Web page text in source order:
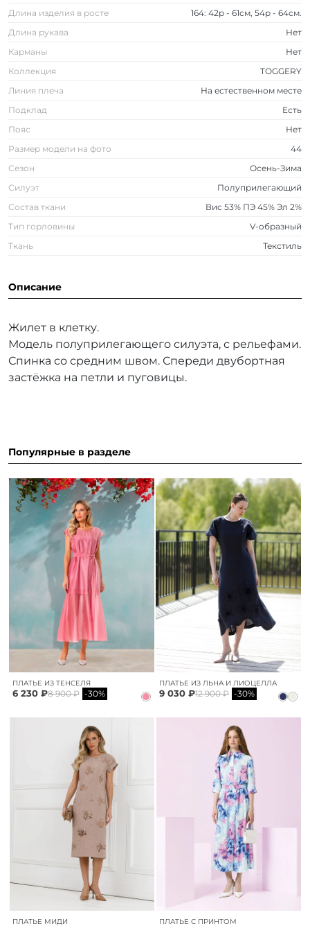
Длина изделия в росте
164: 42р - 61см, 54р - 64см.
Длина рукава
Нет
Карманы
Нет
Коллекция
TOGGERY
Линия плеча
На естественном месте
Подклад
Есть
Пояс
Нет
Размер модели на фото
44
Сезон
Осень-Зима
Силуэт
Полуприлегающий
Состав ткани
Вис 53% ПЭ 45% Эл 2%
Тип горловины
V-образный
Ткань
Текстиль
Описание
Жилет в клетку.
Модель полуприлегающего силуэта, с рельефами.
Спинка со средним швом. Спереди двубортная
застёжка на петли и пуговицы.
Популярные в разделе
ПЛАТЬЕ ИЗ ТЕНСЕЛЯ
6 230 ₽8 900 ₽ -30%
ПЛАТЬЕ ИЗ ЛЬНА И ЛИОЦЕЛЛА
9 030 ₽12 900 ₽ -30%
ПЛАТЬЕ МИДИ ПЛАТЬЕ С ПРИНТОМ